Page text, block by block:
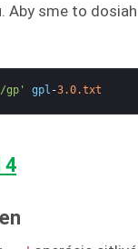
Aby sme to
gp' gpl -3.0.txt